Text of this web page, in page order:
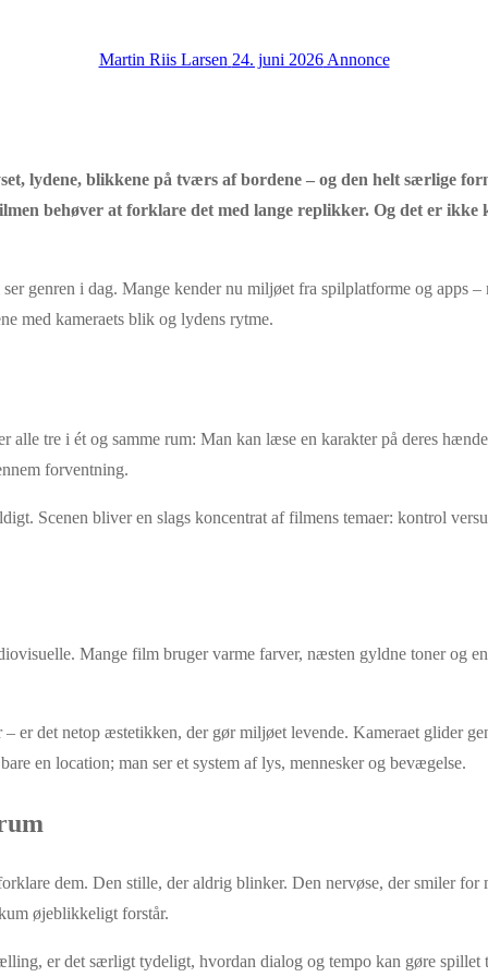
Martin Riis Larsen 24. juni 2026Annonce
lydene, blikkene på tværs af bordene – og den helt særlige
behøver at forklare det med lange replikker. Og det er
genren i dag. Mange kender nu miljøet fra spilplatforme og apps
med kameraets blik og lydens rytme.
tre i ét og samme rum: Man kan læse en karakter på deres
forventning.
Scenen bliver en slags koncentrat af filmens temaer: kontrol
Mange film bruger varme farver, næsten gyldne toner og
er det netop æstetikken, der gør miljøet levende. Kameraet glider
en location; man ser et system af lys, mennesker og bevægelse.
dem. Den stille, der aldrig blinker. Den nervøse, der smiler
øjeblikkeligt forstår.
er det særligt tydeligt, hvordan dialog og tempo kan gøre